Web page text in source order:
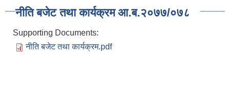
नीति बजेट तथा कार्यक्रम आ.ब.२०७७/०७८
Supporting Documents:
नीति बजेट तथा कार्यक्रम.pdf